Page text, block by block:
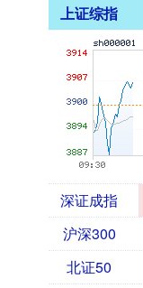
上证综指
深证成指
沪深300
北证50